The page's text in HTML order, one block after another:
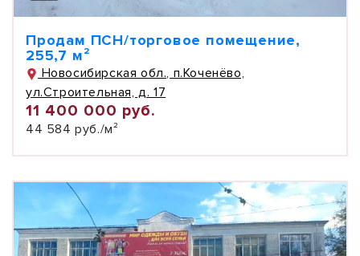
Продам ПСН/торговое помещение,
255,7 м²
Новосибирская обл., п.Коченёво,
ул.Строительная, д. 17
11 400 000 руб.
44 584 руб./м²